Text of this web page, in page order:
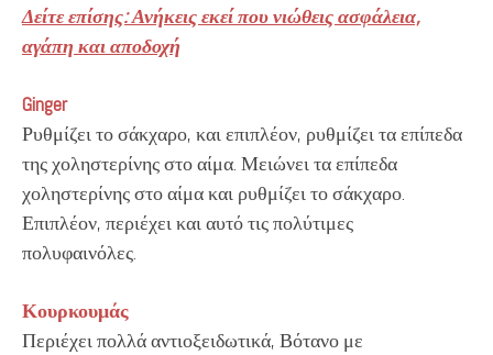
Δείτε επίσης: Ανήκεις εκεί που νιώθεις ασφάλεια,
αγάπη και αποδοχή
Ginger
Ρυθμίζει το σάκχαρο, και επιπλέον, ρυθμίζει τα επίπεδα
της χοληστερίνης στο αίμα. Μειώνει τα επίπεδα
χοληστερίνης στο αίμα και ρυθμίζει το σάκχαρο.
Επιπλέον, περιέχει και αυτό τις πολύτιμες
πολυφαινόλες.
Κουρκουμάς
Περιέχει πολλά αντιοξειδωτικά, Βότανο με